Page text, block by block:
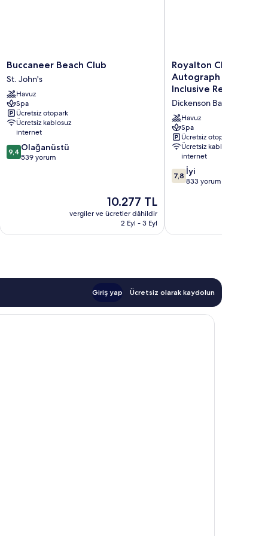
Buccaneer
Beach
Club
St.
John's
Buccaneer Beach Club
St. John's
Havuz
Spa
Ücretsiz otopark
Ücretsiz kablosuz
internet
10
üzerinden
9,4 Olağanüstü
539 yorum
Güncel
fiyat:
10.277 TL
10.277 TL
vergiler ve ücretler dâhildir
2 Eyl - 3 Eyl
Royalton
CHIC
Antigua,
An
Autograph
Collection
All-
Inclusive
Resort
Adults
Only
Royalton CHIC
Autograph
Inclusive Resort –
Dickenson Bay
Havuz
Spa
Ücretsiz otopark
Ücretsiz kablosuz
internet
10
üzerinden
7,8 İyi
833 yorum
Giriş yap Ücretsiz olarak kaydolun